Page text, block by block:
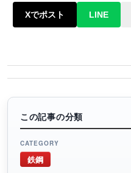
Xでポスト LINE
この記事の分類
CATEGORY
鉄鋼